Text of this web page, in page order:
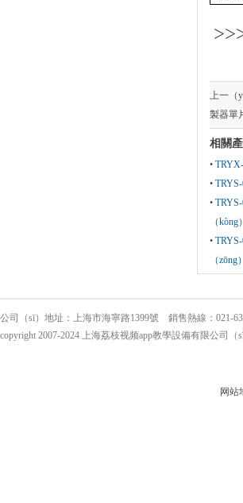
上一（
製器單
相關
•
•
•
（
•
（
公司（sī）地址：上海市海寧路1399號 銷售熱線：021-
copyright 2007-2024 上海荔枝视频app教學設備有限公司
网站